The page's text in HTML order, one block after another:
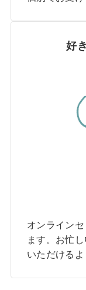
好
オンライン
ます。お忙
いただけるよ